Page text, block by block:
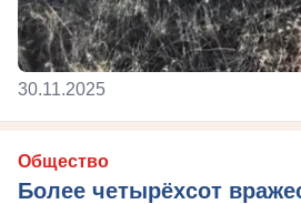
30.11.2025
Общество
Более четырёхсот